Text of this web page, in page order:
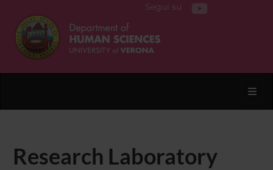
Segui su
Research Laboratory